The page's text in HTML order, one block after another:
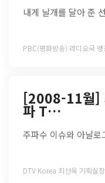
내게 날개를 달아 준
PBC(평화방송) 라디오국 맹
[2008-11월]
파 T…
주파수 이슈와 아날
DTV Korea 최선욱 기획실장